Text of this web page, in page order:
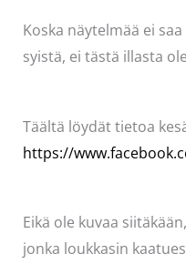
Koska näytelmää ei
syistä, ei tästä illasta
Täältä löydät tietoa
https://
Eikä ole kuvaa
jonka loukkasin